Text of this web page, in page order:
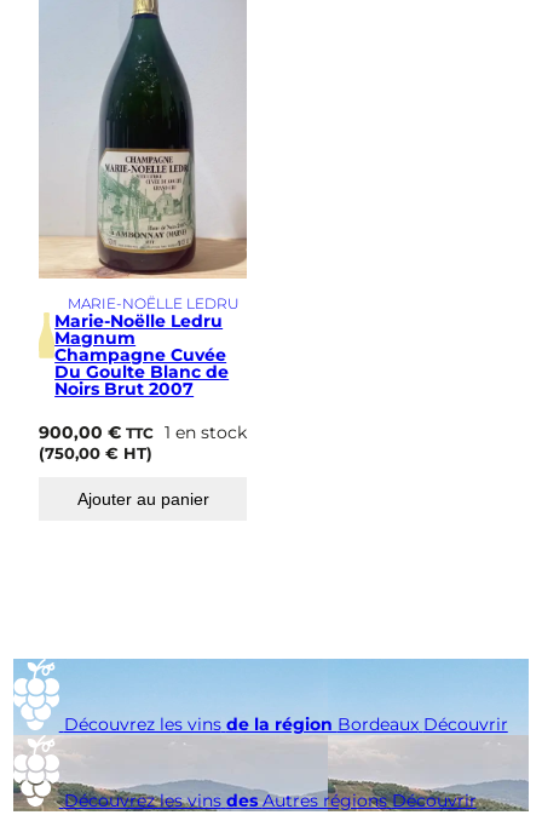
MARIE-NOËLLE LEDRU
Marie-Noëlle Ledru
Magnum
Champagne Cuvée
Du Goulte Blanc de
Noirs Brut 2007
900,00€ TTC
(750,00€ HT)
1 en stock
Ajouter au panier
Découvrez les vins de la région Bordeaux Découvrir
Découvrez les vins desAutres régions Découvrir